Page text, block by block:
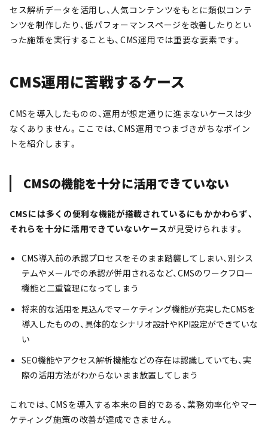
セス解析データを活用し、人気コンテンツをもとに類似コンテ
ンツを制作したり、低パフォーマンスページを改善したりとい
った施策を実行することも、CMS運用では重要な要素です。
CMS運用に苦戦するケース
CMSを導入したものの、運用が想定通りに進まないケースは少
なくありません。ここでは、CMS運用でつまづきがちなポイン
トを紹介します。
CMSの機能を十分に活用できていない
CMSには多くの便利な機能が搭載されているにもかかわらず、
それらを十分に活用できていないケースが見受けられます。
CMS導入前の承認プロセスをそのまま踏襲してしまい、別シス
テムやメールでの承認が併用されるなど、CMSのワークフロー
機能と二重管理になってしまう
将来的な活用を見込んでマーケティング機能が充実したCMSを
導入したものの、具体的なシナリオ設計やKPI設定ができていな
い
SEO機能やアクセス解析機能などの存在は認識していても、実
際の活用方法がわからないまま放置してしまう
これでは、CMSを導入する本来の目的である、業務効率化やマー
ケティング施策の改善が達成できません。